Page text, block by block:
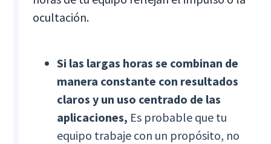
ocultación.
Si las largas horas se combinan de
manera constante con resultados
claros y un uso centrado de las
aplicaciones, Es probable que tu
equipo trabaje con un propósito, no